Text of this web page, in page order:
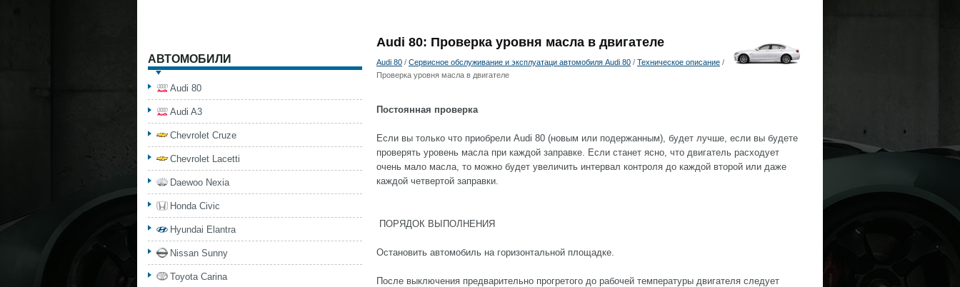
Audi 80: Проверка уровня масла в двигателе
Audi 80 / Сервисное обслуживание и эксплуатаци автомобиля Audi 80 / Техническое описание /
Проверка уровня масла в двигателе
Постоянная проверка
Если вы только что приобрели Audi 80 (новым или подержанным), будет лучше, если вы будете
проверять уровень масла при каждой заправке. Если станет ясно, что двигатель расходует
очень мало масла, то можно будет увеличить интервал контроля до каждой второй или даже
каждой четвертой заправки.
ПОРЯДОК ВЫПОЛНЕНИЯ
Остановить автомобиль на горизонтальной площадке.
После выключения предварительно прогретого до рабочей температуры двигателя следует
АВТОМОБИЛИ
Audi 80
Audi A3
Chevrolet Cruze
Chevrolet Lacetti
Daewoo Nexia
Honda Civic
Hyundai Elantra
Nissan Sunny
Toyota Carina